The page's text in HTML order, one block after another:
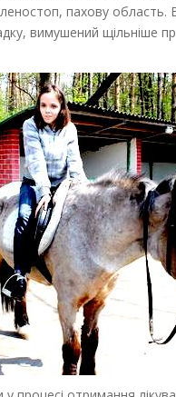
пахову
вимушений щільніше